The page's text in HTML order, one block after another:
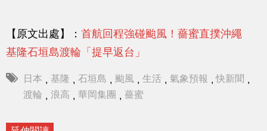
【原文出處】： 首航回程強碰颱風！薔蜜直撲沖繩
基隆石垣島渡輪「提早返台」
日本 , 基隆 , 石垣島 , 颱風 , 生活 , 氣象預報 , 快新聞 ,
渡輪 , 浪高 , 華岡集團 , 薔蜜